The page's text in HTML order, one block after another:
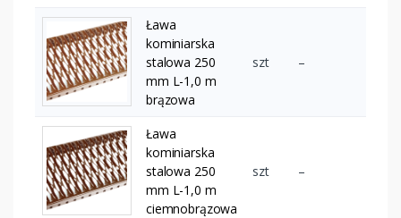
Ława
kominiarska
stalowa 250
mm L-1,0 m
brązowa
szt –
Ława
kominiarska
stalowa 250
mm L-1,0 m
ciemnobrązowa
szt –